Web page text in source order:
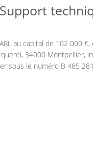
au capital de 102 000
34000 Montpellier,
sous le numéro B 485